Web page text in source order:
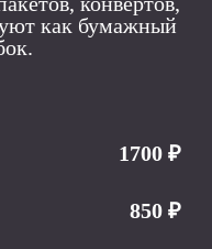
как бумажный
1700 ₽
850 ₽